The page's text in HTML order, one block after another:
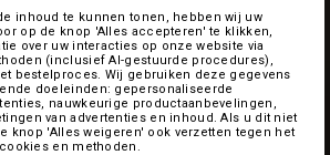
inhoud te kunnen tonen, hebben wij uw
op de knop 'Alles accepteren' te klikken,
over uw interacties op onze website via
(inclusief AI-gestuurde procedures),
bestelproces. Wij gebruiken deze gegevens
doeleinden: gepersonaliseerde
nauwkeurige productaanbevelingen,
van advertenties en inhoud. Als u dit niet
knop 'Alles weigeren' ook verzetten tegen het
en methoden.